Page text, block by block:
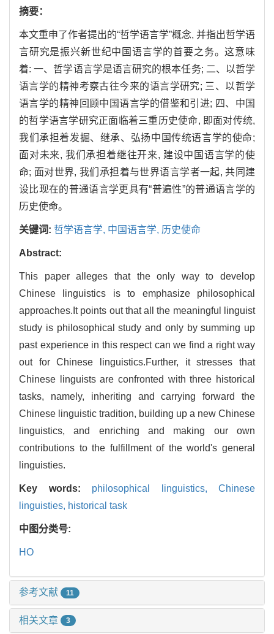
摘要：
本文重申了作者提出的“哲学语言学”概念, 并指出哲学语
言研究是振兴新世纪中国语言学的首要之务。这意味
着: 一、哲学语言学是语言研究的根本任务; 二、以哲学
语言学的精神考察古往今来的语言学研究; 三、以哲学
语言学的精神回顾中国语言学的借鉴和引进; 四、中国
的哲学语言学研究正面临着三重历史使命, 即面对传统,
我们承担着发掘、继承、弘扬中国传统语言学的使命;
面对未来, 我们承担着继往开来, 建设中国语言学的使
命; 面对世界, 我们承担着与世界语言学者一起, 共同建
设比现在的普通语言学更具有“普遍性”的普通语言学的
历史使命。
关键词: 哲学语言学, 中国语言学, 历史使命
Abstract:
This paper alleges that the only way to develop
Chinese linguistics is to emphasize philosophical
approaches.It points out that all the meaningful linguist
study is philosophical study and only by summing up
past experience in this respect can we find a right way
out for Chinese linguistics.Further, it stresses that
Chinese linguists are confronted with three historical
tasks, namely, inheriting and carrying forward the
Chinese linguistic tradition, building up a new Chinese
linguistics, and enriching and making our own
contributions to the fulfillment of the world's general
linguisties.
Key words: philosophical linguistics, Chinese
linguisties, historical task
中图分类号:
HO
参考文献 11
相关文章 3